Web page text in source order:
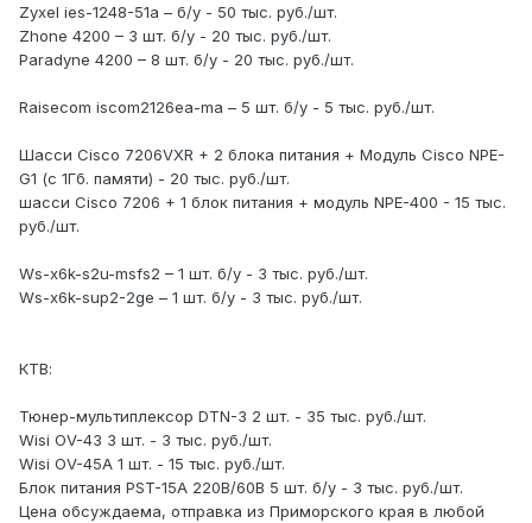
Zyxel ies-1248-51a – б/у - 50 тыс. руб./шт.
Zhone 4200 – 3 шт. б/у - 20 тыс. руб./шт.
Paradyne 4200 – 8 шт. б/у - 20 тыс. руб./шт.
Raisecom iscom2126ea-ma – 5 шт. б/у - 5 тыс. руб./шт.
Шасси Cisco 7206VXR + 2 блока питания + Модуль Cisco NPE-
G1 (с 1Гб. памяти) - 20 тыс. руб./шт.
шасси Cisco 7206 + 1 блок питания + модуль NPE-400 - 15 тыс.
руб./шт.
Ws-x6k-s2u-msfs2 – 1 шт. б/у - 3 тыс. руб./шт.
Ws-x6k-sup2-2ge – 1 шт. б/у - 3 тыс. руб./шт.
КТВ:
Тюнер-мультиплексор DTN-3 2 шт. - 35 тыс. руб./шт.
Wisi OV-43 3 шт. - 3 тыс. руб./шт.
Wisi OV-45A 1 шт. - 15 тыс. руб./шт.
Блок питания PST-15А 220В/60В 5 шт. б/у - 3 тыс. руб./шт.
Цена обсуждаема, отправка из Приморского края в любой